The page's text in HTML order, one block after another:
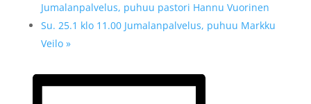
Jumalanpalvelus, puhuu pastori Hannu Vuorinen
Su. 25.1 klo 11.00 Jumalanpalvelus, puhuu Markku
Veilo »